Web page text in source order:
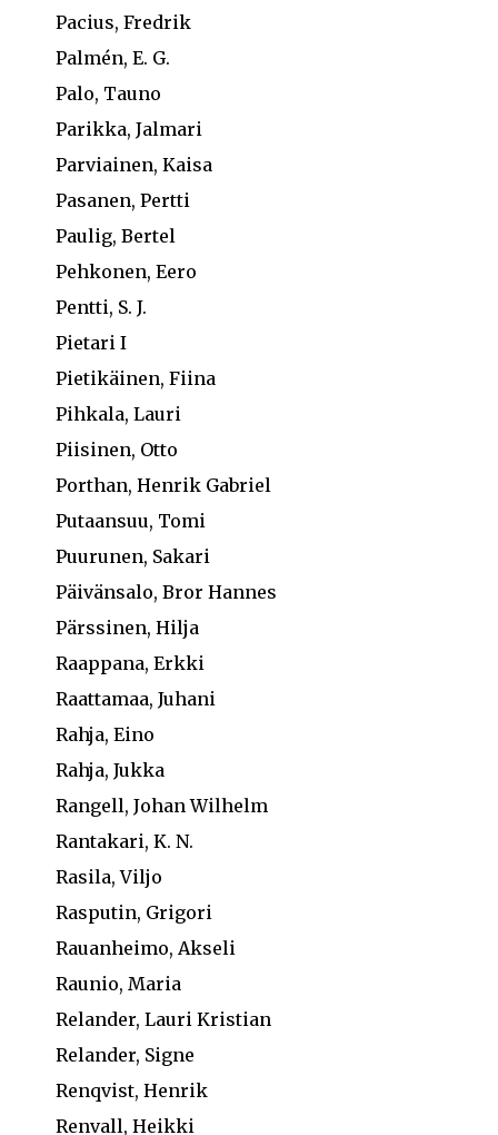
Pacius, Fredrik
Palmén, E. G.
Palo, Tauno
Parikka, Jalmari
Parviainen, Kaisa
Pasanen, Pertti
Paulig, Bertel
Pehkonen, Eero
Pentti, S. J.
Pietari I
Pietikäinen, Fiina
Pihkala, Lauri
Piisinen, Otto
Porthan, Henrik Gabriel
Putaansuu, Tomi
Puurunen, Sakari
Päivänsalo, Bror Hannes
Pärssinen, Hilja
Raappana, Erkki
Raattamaa, Juhani
Rahja, Eino
Rahja, Jukka
Rangell, Johan Wilhelm
Rantakari, K. N.
Rasila, Viljo
Rasputin, Grigori
Rauanheimo, Akseli
Raunio, Maria
Relander, Lauri Kristian
Relander, Signe
Renqvist, Henrik
Renvall, Heikki